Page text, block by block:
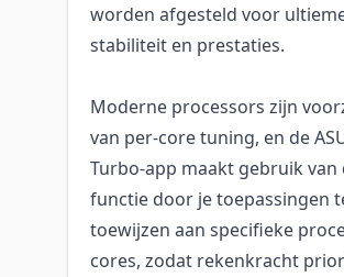
worden afgesteld voor
stabiliteit en prestaties.
Moderne processors zijn
van per-core tuning, en de
Turbo-app maakt gebruik van
functie door je toepassingen
toewijzen aan specifieke
cores, zodat rekenkracht